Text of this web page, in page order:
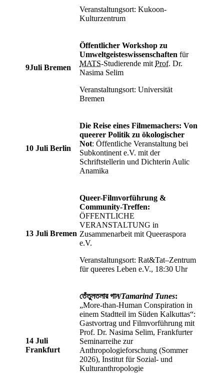
Veranstaltungsort: Kukoon-
Kulturzentrum
9Juli Bremen
Öffentlicher Workshop zu
Umweltgeisteswissenschaften für
MATS-Studierende mit Prof. Dr.
Nasima Selim
Veranstaltungsort: Universität
Bremen
10 Juli Berlin
Die Reise eines Filmemachers: Von
queerer Politik zu ökologischer
Not: Öffentliche Veranstaltung bei
Subkontinent e.V. mit der
Schriftstellerin und Dichterin Aulic
Anamika
13 Juli Bremen
Queer-Filmvorführung &
Community-Treffen:
ÖFFENTLICHE
VERANSTALTUNG in
Zusammenarbeit mit Queeraspora
e.V.
Veranstaltungsort: Rat&Tat–Zentrum
für queeres Leben e.V., 18:30 Uhr
14 Juli
Frankfurt
তেঁতুলতলার গান/Tamarind Tunes:
„More-than-Human Conspiration in
einem Stadtteil im Süden Kalkuttas“:
Gastvortrag und Filmvorführung mit
Prof. Dr. Nasima Selim, Frankfurter
Seminarreihe zur
Anthropologieforschung (Sommer
2026), Institut für Sozial- und
Kulturanthropologie